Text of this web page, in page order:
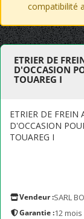
compatibilité
ETRIER DE
D'OCCASION
TOUAREG I
ETRIER DE FREIN
D'OCCASION
TOUAREG I
Vendeur :SARL
Garantie :12 mois